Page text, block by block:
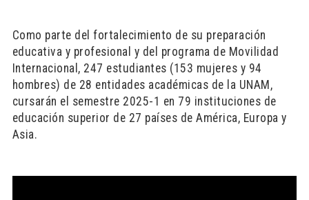
Como parte del fortalecimiento de su preparación
educativa y profesional y del programa de Movilidad
Internacional, 247 estudiantes (153 mujeres y 94
hombres) de 28 entidades académicas de la UNAM,
cursarán el semestre 2025-1 en 79 instituciones de
educación superior de 27 países de América, Europa y
Asia.